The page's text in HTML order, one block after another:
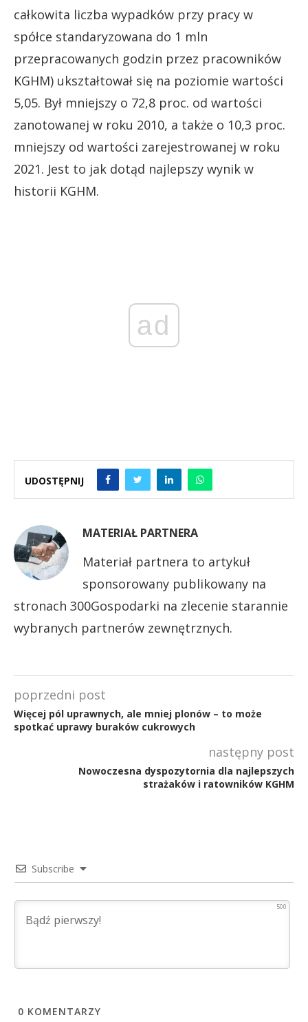
całkowita liczba wypadków przy pracy w
spółce standaryzowana do 1 mln
przepracowanych godzin przez pracowników
KGHM) ukształtował się na poziomie wartości
5,05. Był mniejszy o 72,8 proc. od wartości
zanotowanej w roku 2010, a także o 10,3 proc.
mniejszy od wartości zarejestrowanej w roku
2021. Jest to jak dotąd najlepszy wynik w
historii KGHM.
ad
UDOSTĘPNIJ
MATERIAŁ PARTNERA
Materiał partnera to artykuł
sponsorowany publikowany na
stronach 300Gospodarki na zlecenie starannie
wybranych partnerów zewnętrznych.
poprzedni post
Więcej pól uprawnych, ale mniej plonów – to może
spotkać uprawy buraków cukrowych
następny post
Nowoczesna dyspozytornia dla najlepszych
strażaków i ratowników KGHM
Subscribe
500
0 KOMENTARZY